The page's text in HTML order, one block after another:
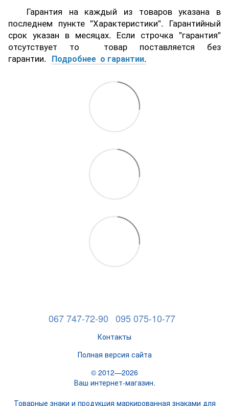
Гарантия на каждый из товаров указана в
последнем пункте "Характеристики". Гарантийный
срок указан в месяцах. Если строчка "гарантия"
отсутствует то товар поставляется без
гарантии. Подробнее о гарантии.
067 747-72-90 095 075-10-77
Контакты
Полная версия сайта
© 2012—2026
Ваш интернет-магазин.
Товарные знаки и продукция маркированная знаками для